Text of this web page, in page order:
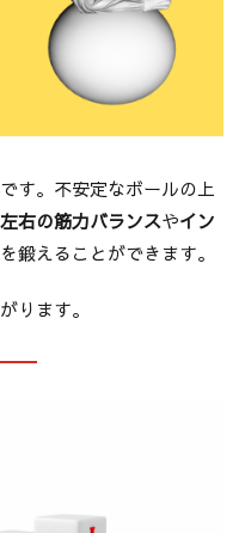
す。不安定なボールの上
左右の筋力バランスやイン
を鍛えることができます。
ります。